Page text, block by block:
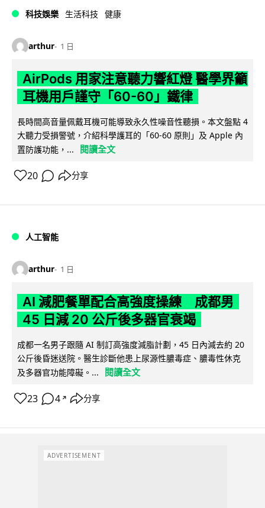
科技娛樂 生活科技 健康
arthur 1 日
AirPods 用家注意聽力響紅燈 醫學界籲
耳機用戶謹守「60-60」鐵律
長時間高音量佩戴耳機可能導致永久性噪音性聽損。本文盤點 4
大聽力受損警號，介紹科學護耳的「60-60 原則」及 Apple 內
置防護功能，...
閱讀全文
20 分享
人工智能
arthur 1 日
AI 減肥餐單配合高強度操練 成都男
45 日減 20 公斤後多器官衰竭
成都一名男子跟隨 AI 制訂高強度減脂計劃，45 日內減去約 20
公斤後昏迷送院。醫生診斷他患上尿源性膿毒症、膿毒性休克
及多器官功能障礙。...
閱讀全文
23 4 ↗ 分享
ADVERTISEMENT